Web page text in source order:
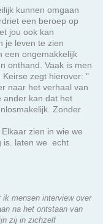
kunnen omgaan
een beroep op
het jou ook kan
en je leven te zien
een ongemakkelijk
Vaak is men
zegt hierover: "
het verhaal van
ander kan dat het
Zonder
zien in wie we
is. laten we echt
mensen interview over
na het ontstaan van
zijn zij in zichzelf
serie portretten van
wending te geven
die op hun pad